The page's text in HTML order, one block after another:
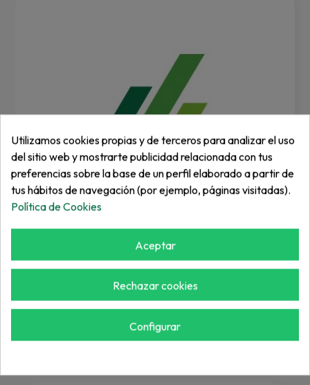
HUNTER
Mp800Sr 90 To 210 Deg
REF: MP800SR90
Inicia sesión
Utilizamos cookies propias y de terceros para analizar el uso
del sitio web y mostrarte publicidad relacionada con tus
preferencias sobre la base de un perfil elaborado a partir de
tus hábitos de navegación (por ejemplo, páginas visitadas).
Política de Cookies
Aceptar
Rechazar cookies
Configurar